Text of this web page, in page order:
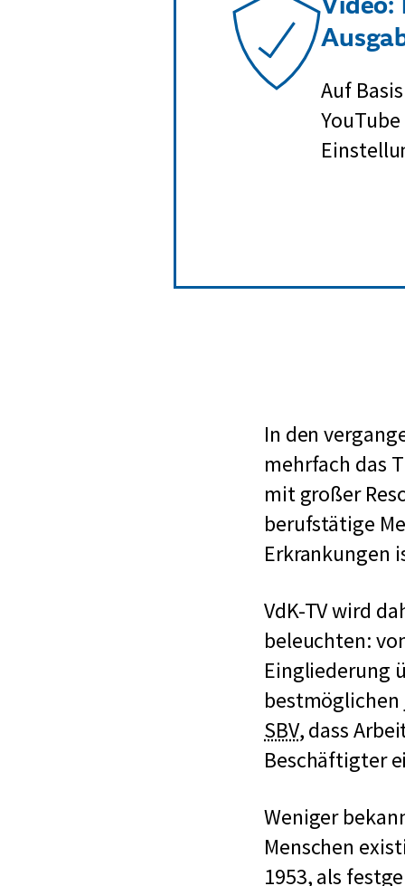
Auf
In den
mehrfach das
mit großer
berufstätige
Erkrankungen
VdK-TV wird
beleuchten:
Eingliederung
bestmöglichen
SBVk
u
z
f
ü
, dass
Beschäftigter
Weniger
Menschen
1953, als